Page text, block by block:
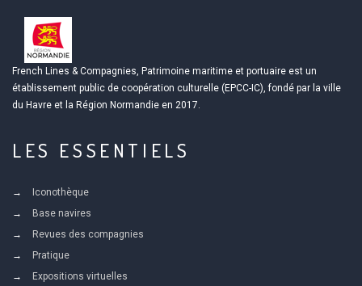
French Lines & Compagnies, Patrimoine maritime et portuaire est un
établissement public de coopération culturelle (EPCC-IC), fondé par la ville
du Havre et la Région Normandie en 2017.
LES ESSENTIELS
Iconothèque
Base navires
Revues des compagnies
Pratique
Expositions virtuelles